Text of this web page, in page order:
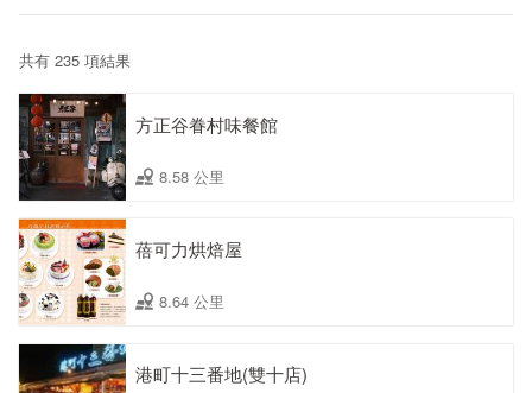
共有 235 項結果
方正谷眷村味餐館
8.58 公里
蓓可力烘焙屋
8.64 公里
港町十三番地(雙十店)